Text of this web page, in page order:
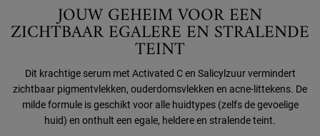
JOUW GEHEIM VOOR EEN
ZICHTBAAR EGALERE EN STRALENDE
TEINT
Dit krachtige serum met Activated C en Salicylzuur vermindert
zichtbaar pigmentvlekken, ouderdomsvlekken en acne-littekens. De
milde formule is geschikt voor alle huidtypes (zelfs de gevoelige
huid) en onthult een egale, heldere en stralende teint.